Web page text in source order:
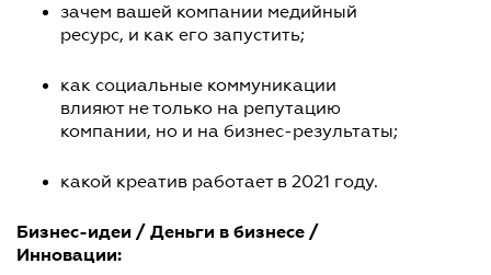
зачем вашей компании медийный
ресурс, и как его запустить;
как социальные коммуникации
влияют не только на репутацию
компании, но и на бизнес-результаты;
какой креатив работает в 2021 году.
Бизнес-идеи / Деньги в бизнесе /
Инновации: